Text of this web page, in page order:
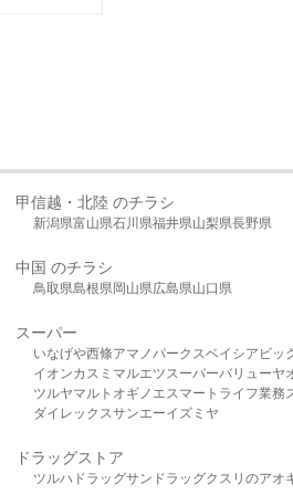
甲信越・北陸 のチラシ
新潟県富山県石川県福井県山梨県長野県
中国 のチラシ
鳥取県島根県岡山県広島県山口県
スーパー
いなげや西條アマノパークスベイシア ビッ
イオンカスミ マルエツスーパーバリューヤ
ツルヤマルト オギノ エスマート ライフ業務
ダイレックスサンエーイズミヤ
ドラッグストア
ツルハドラッグサンドラッグクスリのアオ